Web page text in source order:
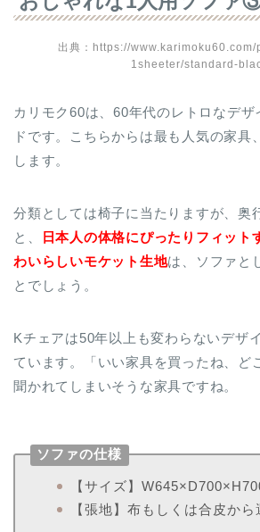
出典：https://
1sheeter/standard-
カリモク60は、60年代のレトロなデ
ドです。こちらからは最も人気の家具
します。
分類としては椅子に当たりますが、奥
と、
日本人の体格にぴったりフィット
わいらしいモケット生地は、ソファと
とでしょう。
Kチェアは50年以上も変わらないデザ
ています。「いい家具を買ったね、ど
聞かれてしまいそうな家具ですね。
ソファの仕様
【サイズ】
【張地】布もしくは合皮から